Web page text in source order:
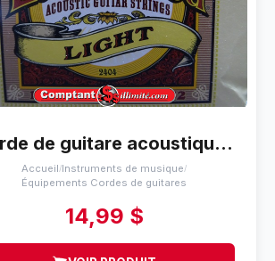
Corde de guitare acoustique Ernie Ball Light 11-52
Accueil/Instruments de musique/
Équipements Cordes de guitares
14,99 $